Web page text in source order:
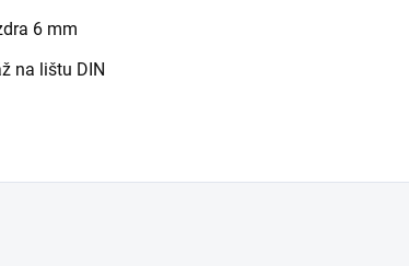
6 mm
na lištu DIN